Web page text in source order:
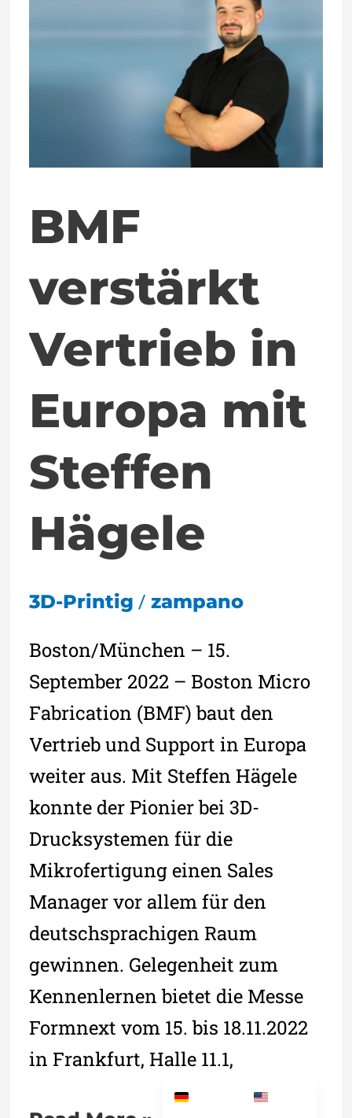
BMF
verstärkt
Vertrieb in
Europa mit
Steffen
Hägele
3D-Printig / zampano
Boston/München – 15.
September 2022 – Boston Micro
Fabrication (BMF) baut den
Vertrieb und Support in Europa
weiter aus. Mit Steffen Hägele
konnte der Pionier bei 3D-
Drucksystemen für die
Mikrofertigung einen Sales
Manager vor allem für den
deutschsprachigen Raum
gewinnen. Gelegenheit zum
Kennenlernen bietet die Messe
Formnext vom 15. bis 18.11.2022
in Frankfurt, Halle 11.1,
in
Steffen
Hägele